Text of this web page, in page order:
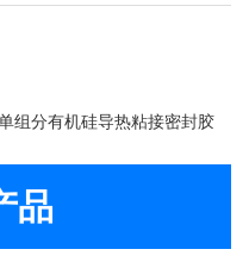
组分有机硅导热粘接密封胶
品